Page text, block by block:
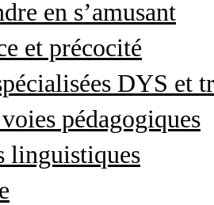
en s’amusant
et précocité
DYS et
pédagogiques
linguistiques